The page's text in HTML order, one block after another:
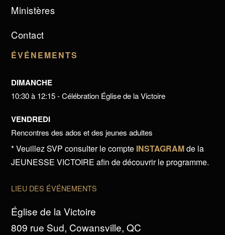
Ministères
Contact
ÉVÉNEMENTS
DIMANCHE
10:30 à 12:15 - Célébration Église de la Victoire
VENDREDI
Rencontres des ados et des jeunes adultes
* Veuillez SVP consulter le compte INSTAGRAMde la
JEUNESSE VICTOIRE afin de découvrir le programme.
LIEU DES ÉVÉNEMENTS
Église de la Victoire
809 rue Sud, Cowansville, QC